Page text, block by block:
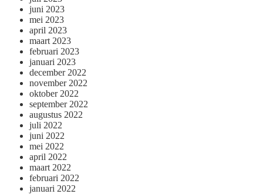
juni 2023
mei 2023
april 2023
maart 2023
februari 2023
januari 2023
december 2022
november 2022
oktober 2022
september 2022
augustus 2022
juli 2022
juni 2022
mei 2022
april 2022
maart 2022
februari 2022
januari 2022